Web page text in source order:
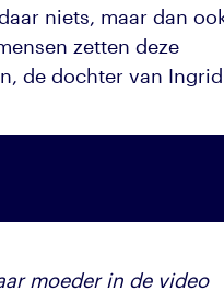
niets, maar dan
zetten deze
de dochter van
moeder in de video